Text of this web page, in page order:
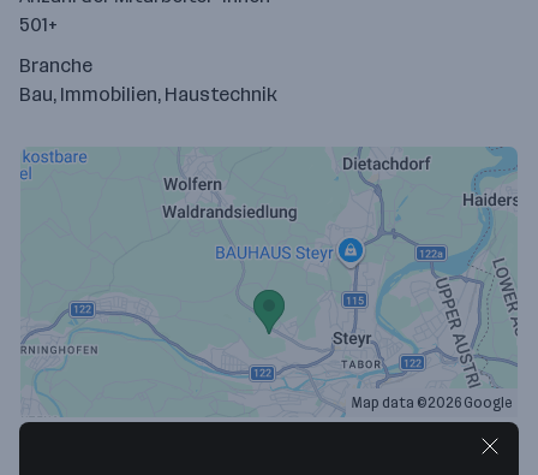
501+
Branche
Bau, Immobilien, Haustechnik
Map data ©2026 Google